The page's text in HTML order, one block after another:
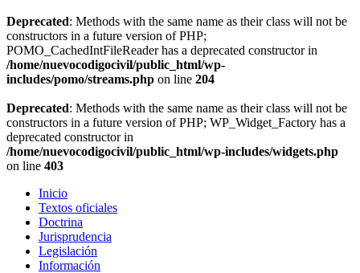
Deprecated: Methods with the same name as their class will not be
constructors in a future version of PHP;
POMO_CachedIntFileReader has a deprecated constructor in
/home/nuevocodigocivil/public_html/wp-
includes/pomo/streams.php on line 204
Deprecated: Methods with the same name as their class will not be
constructors in a future version of PHP; WP_Widget_Factory has a
deprecated constructor in
/home/nuevocodigocivil/public_html/wp-includes/widgets.php
on line 403
Inicio
Textos oficiales
Doctrina
Jurisprudencia
Legislación
Información